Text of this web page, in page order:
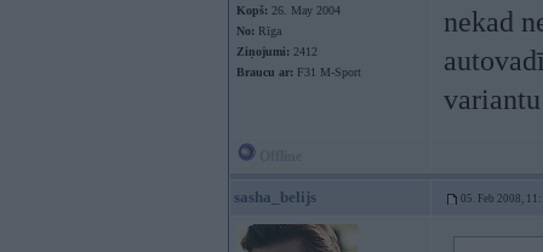
Kopš: 26. May 2004
No: Rīga
Ziņojumi: 2412
Braucu ar: F31 M-Sport
nekad
sasha_belijs 05. Feb 2008,